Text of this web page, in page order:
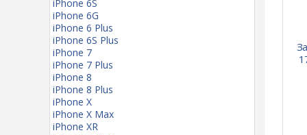
iPhone 6S
iPhone 6G
iPhone 6 Plus
iPhone 6S Plus
iPhone 7
iPhone 7 Plus
iPhone 8
iPhone 8 Plus
iPhone X
iPhone X Max
iPhone XR